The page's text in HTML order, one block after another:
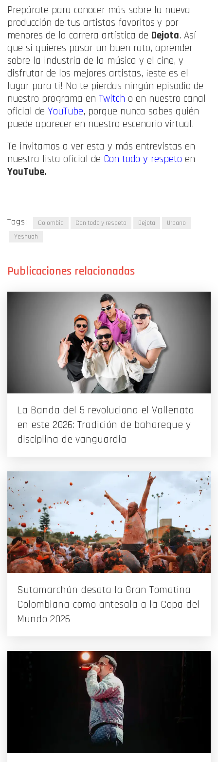
Prepárate para conocer más sobre la nueva
producción de tus artistas favoritos y por
menores de la carrera artística de Dejota. Así
que si quieres pasar un buen rato, aprender
sobre la industria de la música y el cine, y
disfrutar de los mejores artistas, ¡este es el
lugar para ti! No te pierdas ningún episodio de
nuestro programa en Twitch o en nuestro canal
oficial de YouTube, porque nunca sabes quién
puede aparecer en nuestro escenario virtual.
Te invitamos a ver esta y más entrevistas en
nuestra lista oficial de Con todo y respeto en
YouTube.
Tags: Colombia Con todo y respeto Dejota
Urbano
Yeshuah
La Banda del 5 revoluciona el Vallenato
en este 2026: Tradición de bahareque y
disciplina de vanguardia
Sutamarchán desata la Gran Tomatina
Colombiana como antesala a la Copa del
Mundo 2026